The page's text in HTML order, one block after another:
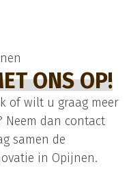
ONS OP!
of wilt u graag meer
Neem dan contact
samen de
in Opijnen.